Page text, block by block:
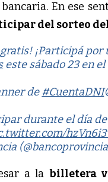
En ese
del sorteo
gratis! ¡Participá
este sábado 23 en
de #CuentaDNI
durante el día
a labilletera